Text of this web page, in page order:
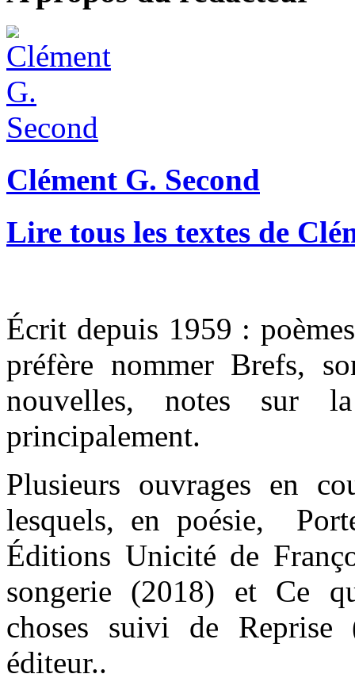
Clément G. Second
Lire tous les textes de
Écrit depuis 1959 :
préfère nommer Brefs,
nouvelles, notes sur
principalement.
Plusieurs ouvrages en
lesquels, en poésie,
Éditions Unicité de
songerie (2018) et Ce
choses suivi de
éditeur..